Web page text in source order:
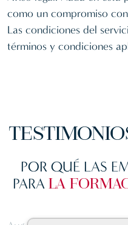
como un compromiso
Las condiciones del
términos y condiciones
POR QUÉ LAS
PARA LA